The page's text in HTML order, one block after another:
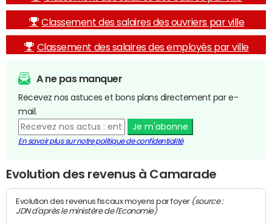
Classement des salaires des ouvriers par ville
Classement des salaires des employés par ville
A ne pas manquer
Recevez nos astuces et bons plans directement par e-
mail.
Je m'abonne
En savoir plus sur notre politique de confidentialité
Evolution des revenus à Camarade
Evolution des revenus fiscaux moyens par foyer (source :
JDN d'après le ministère de l'Economie)